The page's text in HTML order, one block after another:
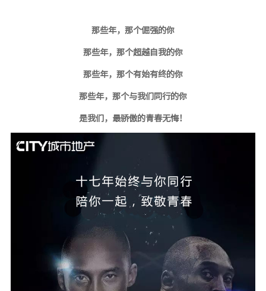
那些年，那个倔强的你
那些年，那个超越自我的你
那些年，那个有始有终的你
那些年，那个与我们同行的你
是我们，最骄傲的青春无悔！